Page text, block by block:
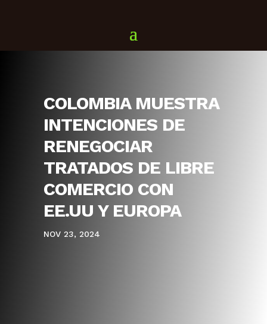
COLOMBIA MUESTRA
INTENCIONES DE
RENEGOCIAR
TRATADOS DE LIBRE
COMERCIO CON
EE.UU Y EUROPA
NOV 23, 2024